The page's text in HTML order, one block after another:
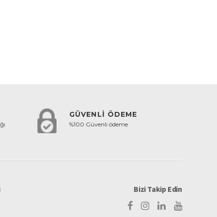
GÜVENLİ ÖDEME
%100 Güvenli ödeme
Bizi Takip Edin